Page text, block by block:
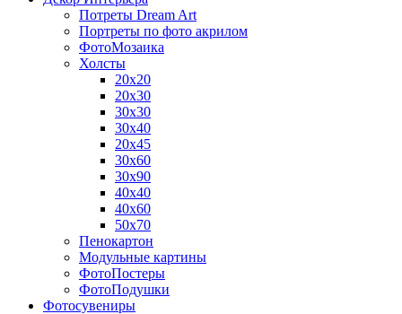
Потреты Dream Art
Портреты по фото акрилом
ФотоМозаика
Холсты
20х20
20х30
30х30
30х40
20х45
30х60
30х90
40х40
40х60
50х70
Пенокартон
Модульные картины
ФотоПостеры
ФотоПодушки
Фотоcувениры